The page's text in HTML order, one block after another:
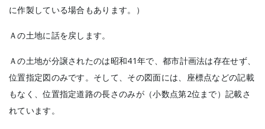
に作製している場合もあります。）
Ａの土地に話を戻します。
Ａの土地が分譲されたのは昭和41年で、都市計画法は存在せず、
位置指定図のみです。そして、その図面には、座標点などの記載
もなく、位置指定道路の長さのみが（小数点第2位まで）記載さ
れています。